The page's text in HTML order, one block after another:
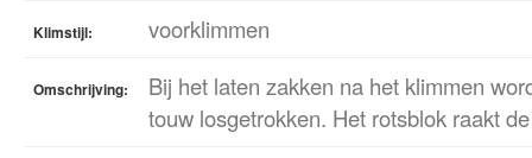
Klimstijl: voorklimmen
Omschrijving:
Bij het laten zakken na het klimmen
touw losgetrokken. Het rotsblok raakt